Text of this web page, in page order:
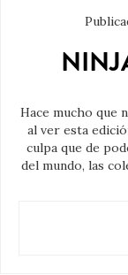
Hace mucho que
al ver esta
culpa que de
del mundo, las